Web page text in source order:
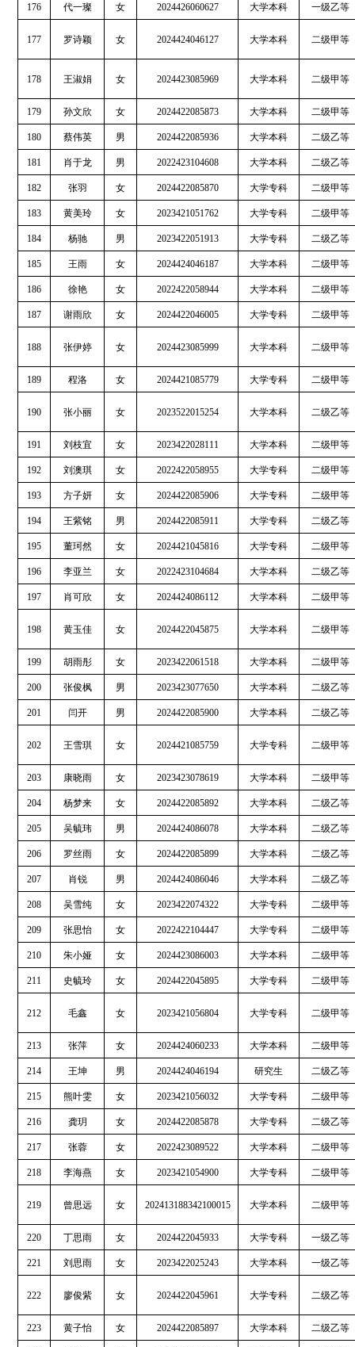
176 代一璨 女 2024426060627 大学本科 一级乙等
177 罗诗颖 女 2024424046127 大学本科 二级甲等
178 王淑娟 女 2024423085969 大学本科 二级甲等
179 孙文欣 女 2024422085873 大学本科 二级甲等
180 蔡伟英 男 2024422085936 大学本科 二级乙等
181 肖于龙 男 2022423104608 大学本科 二级乙等
182 张羽 女 2024422085870 大学专科 二级甲等
183 黄美玲 女 2023421051762 大学专科 二级甲等
184 杨驰 男 2023422051913 大学专科 二级乙等
185 王雨 女 2024424046187 大学本科 二级甲等
186 徐艳 女 2022422058944 大学本科 二级甲等
187 谢雨欣 女 2024422046005 大学专科 二级甲等
188 张伊婷 女 2024423085999 大学本科 二级甲等
189 程洛 女 2024421085779 大学专科 二级甲等
190 张小丽 女 2023522015254 大学本科 二级乙等
191 刘枝宜 女 2023422028111 大学本科 二级甲等
192 刘澳琪 女 2022422058955 大学专科 二级甲等
193 方子妍 女 2024422085906 大学专科 二级甲等
194 王紫铭 男 2024422085911 大学专科 二级乙等
195 董珂然 女 2024421045816 大学专科 二级甲等
196 李亚兰 女 2022423104684 大学本科 二级乙等
197 肖可欣 女 2024424086112 大学本科 二级甲等
198 黄玉佳 女 2024422045875 大学本科 二级甲等
199 胡雨彤 女 2023422061518 大学本科 二级甲等
200 张俊枫 男 2023423077650 大学本科 二级乙等
201 闫开 男 2024422085900 大学本科 二级乙等
202 王雪琪 女 2024421085759 大学专科 二级甲等
203 康晓雨 女 2023423078619 大学本科 二级甲等
204 杨梦来 女 2024422085892 大学本科 二级乙等
205 吴毓玮 男 2024424086078 大学本科 二级乙等
206 罗丝雨 女 2024422085899 大学本科 二级乙等
207 肖锐 男 2024424086046 大学本科 二级乙等
208 吴雪纯 女 2023422074322 大学专科 二级甲等
209 张思怡 女 2022422104447 大学专科 二级甲等
210 朱小娅 女 2024423086003 大学本科 二级甲等
211 史毓玲 女 2024422045895 大学专科 二级甲等
212 毛鑫 女 2023421056804 大学专科 二级甲等
213 张萍 女 2024424060233 大学本科 二级甲等
214 王坤 男 2024424046194 研究生 二级乙等
215 熊叶雯 女 2023421056032 大学专科 二级甲等
216 龚玥 女 2024422085878 大学专科 二级乙等
217 张蓉 女 2022423089522 大学本科 二级甲等
218 李海燕 女 2023421054900 大学专科 二级甲等
219 曾思远 女 202413188342100015 大学本科 二级甲等
220 丁思雨 女 2024422045933 大学专科 一级乙等
221 刘思雨 女 2023422025243 大学本科 一级乙等
222 廖俊紫 女 2024422045961 大学专科 二级乙等
223 黄子怡 女 2024422085897 大学本科 二级乙等